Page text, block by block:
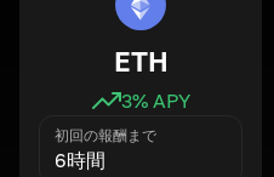
ETH
3% APY
初回の報酬まで
6時間